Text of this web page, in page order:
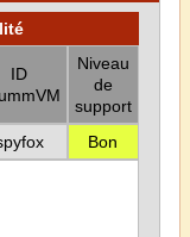
ID
Niveau
de
support
Bon